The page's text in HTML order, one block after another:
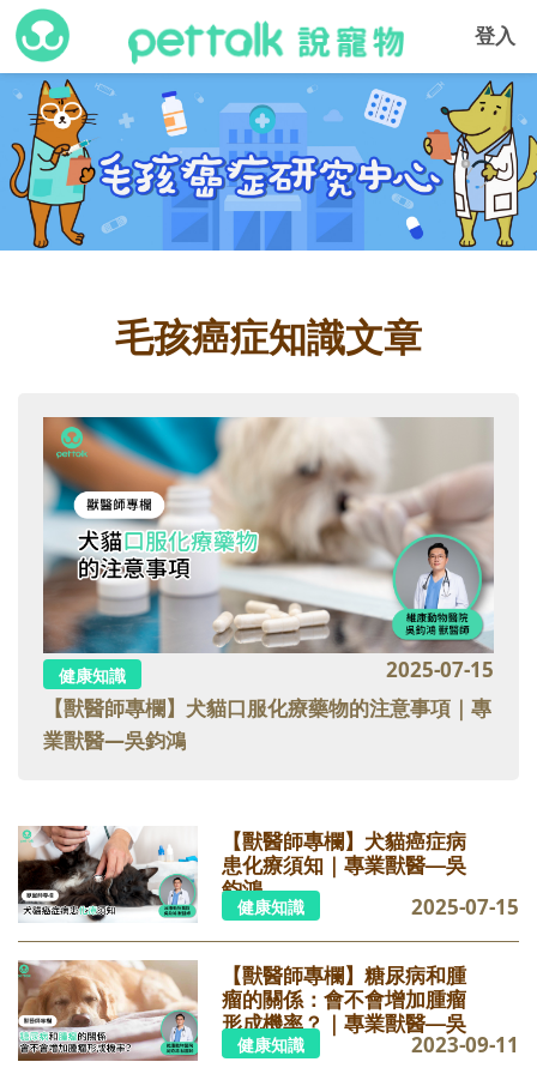
登入
毛孩癌症知識文章
健康知識
2025-07-15
【獸醫師專欄】犬貓口服化療藥物的注意事項｜專
業獸醫—吳鈞鴻
【獸醫師專欄】犬貓癌症病
患化療須知｜專業獸醫—吳
鈞鴻
健康知識 2025-07-15
【獸醫師專欄】糖尿病和腫
瘤的關係：會不會增加腫瘤
形成機率？｜專業獸醫—吳
鈞鴻
健康知識 2023-09-11